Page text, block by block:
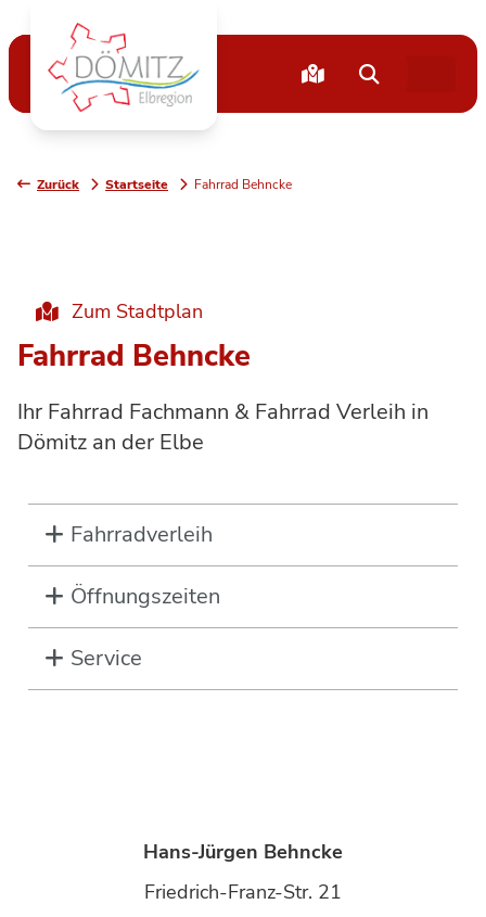
Zurück Startseite Fahrrad Behncke
Fahrrad Behncke
Zum Stadtplan
Ihr Fahrrad Fachmann & Fahrrad Verleih in
Dömitz an der Elbe
Fahrradverleih
Öffnungszeiten
Service
Hans-Jürgen Behncke
Friedrich-Franz-Str. 21